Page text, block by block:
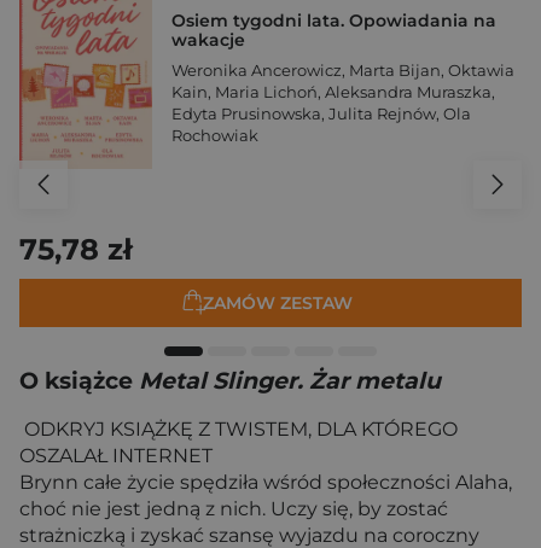
Osiem tygodni lata. Opowiadania na
wakacje
Weronika Ancerowicz, Marta Bijan, Oktawia
Kain, Maria Lichoń, Aleksandra Muraszka,
Edyta Prusinowska, Julita Rejnów, Ola
Rochowiak
75,78 zł
ZAMÓW ZESTAW
O książce Metal Slinger. Żar metalu
ODKRYJ KSIĄŻKĘ Z TWISTEM, DLA KTÓREGO
OSZALAŁ INTERNET
Brynn całe życie spędziła wśród społeczności Alaha,
choć nie jest jedną z nich. Uczy się, by zostać
strażniczką i zyskać szansę wyjazdu na coroczny